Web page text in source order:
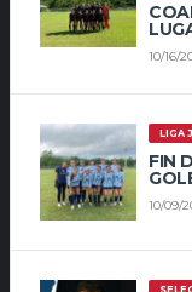
10/16/
LIGA
FIN
10/09/